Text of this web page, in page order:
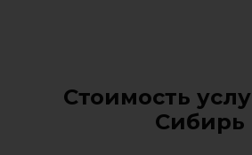
Стоимость
Сибирь